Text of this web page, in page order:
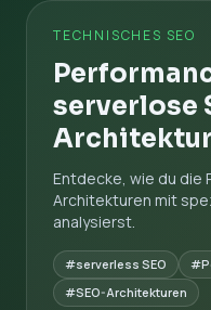
TECHNISCHES SEO
serverlose
Entdecke, wie du die
Architekturen mit
analysierst.
#serverless SEO
#SEO-Architekturen